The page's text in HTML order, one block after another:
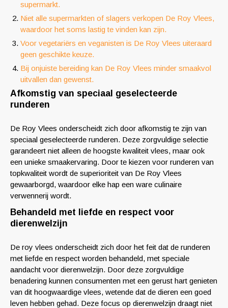
supermarkt.
Niet alle supermarkten of slagers verkopen De Roy Vlees,
waardoor het soms lastig te vinden kan zijn.
Voor vegetariërs en veganisten is De Roy Vlees uiteraard
geen geschikte keuze.
Bij onjuiste bereiding kan De Roy Vlees minder smaakvol
uitvallen dan gewenst.
Afkomstig van speciaal geselecteerde
runderen
De Roy Vlees onderscheidt zich door afkomstig te zijn van
speciaal geselecteerde runderen. Deze zorgvuldige selectie
garandeert niet alleen de hoogste kwaliteit vlees, maar ook
een unieke smaakervaring. Door te kiezen voor runderen van
topkwaliteit wordt de superioriteit van De Roy Vlees
gewaarborgd, waardoor elke hap een ware culinaire
verwennerij wordt.
Behandeld met liefde en respect voor
dierenwelzijn
De roy vlees onderscheidt zich door het feit dat de runderen
met liefde en respect worden behandeld, met speciale
aandacht voor dierenwelzijn. Door deze zorgvuldige
benadering kunnen consumenten met een gerust hart genieten
van dit hoogwaardige vlees, wetende dat de dieren een goed
leven hebben gehad. Deze focus op dierenwelzijn draagt niet